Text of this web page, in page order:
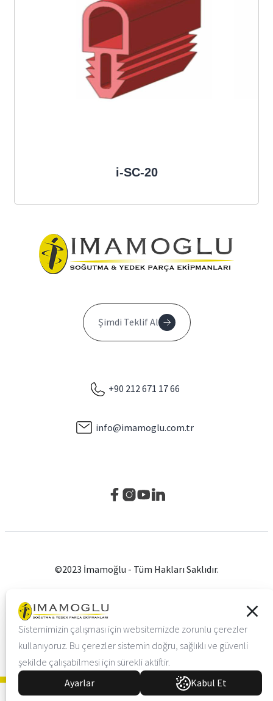
Sistemimizin çalışması için websitemizde zorunlu çerezler
kullanıyoruz. Bu çerezler sistemin doğru, sağlıklı ve güvenli
şekilde çalışabilmesi için sürekli aktiftir.
Ayarlar
Kabul Et
i-SC-20
Şimdi Teklif Al
+90 212 671 17 66
info@imamoglu.com.tr
©2023 İmamoğlu - Tüm Hakları Saklıdır.
KVKK ve Aydınlatma Metni